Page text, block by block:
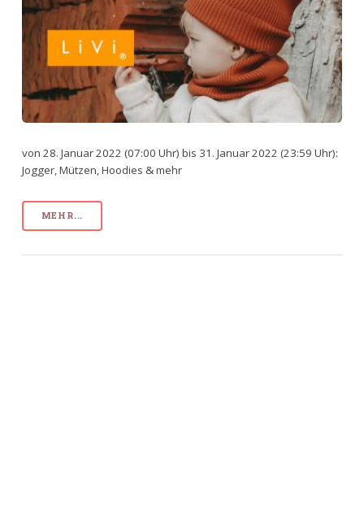
von 28. Januar 2022 (07:00 Uhr) bis 31. Januar 2022 (23:59 Uhr):
Jogger, Mützen, Hoodies & mehr
MEHR...